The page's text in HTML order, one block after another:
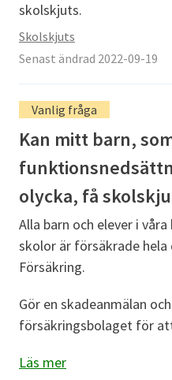
skolskjuts.
Skolskjuts
Senast ändrad 2022-09-19
Vanlig fråga
Kan mitt barn,
olycka, få
Alla barn och elever i
skolor är försäkrade
Försäkring.
Gör en skadeanmälan
försäkringsbolaget för
Läs mer